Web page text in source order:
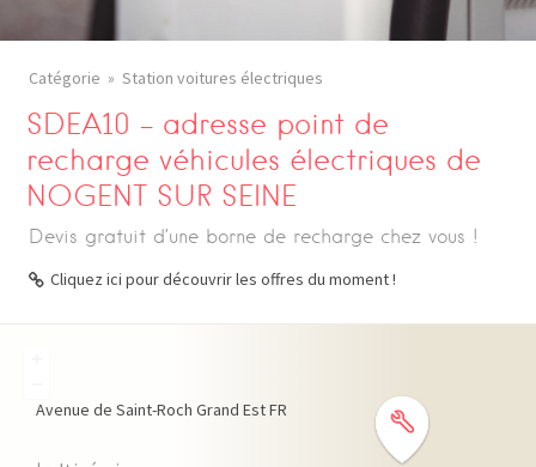
Catégorie Station voitures électriques
SDEA10 – adresse point de
recharge véhicules électriques de
NOGENT SUR SEINE
Devis gratuit d’une borne de recharge chez vous !
Cliquez ici pour découvrir les offres du moment !
Avenue de Saint-Roch Grand EstFR